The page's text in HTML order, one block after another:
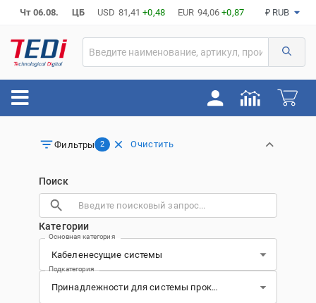
Чт 06.08. ЦБ USD 81,41 +0,48 EUR 94,06 +0,87 ₽ RUB
Фильтры 2 Очистить
Поиск
Категории
Основная категория
Подкатегория